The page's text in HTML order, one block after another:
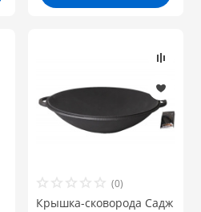
(0)
Крышка-сковорода Садж